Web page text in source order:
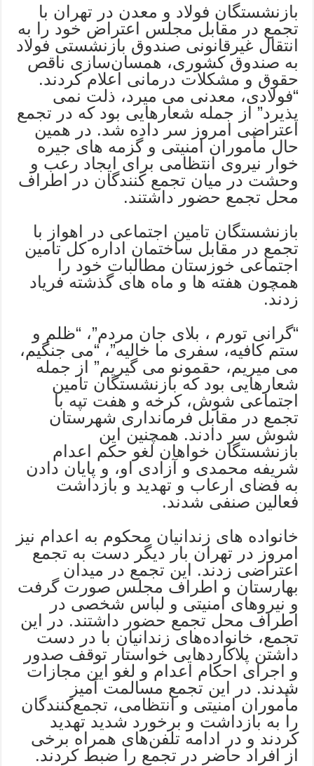
بازنشستگان فولاد و معدن در تهران با
تجمع در مقابل مجلس اعتراض خود را به
انتقال غیرقانونی صندوق بازنشستی فولاد
به صندوق کشوری، همسان‌سازی ناقص
حقوق و مشکلات درمانی اعلام کردند.
“فولادی، معدنی می میرد، ذلت نمی
پذیرد” از جمله شعارهایی بود که در تجمع
اعتراضی امروز سر داده شد. در همین
حال مأموران امنیتی و گزمه های جیره
خوار نیروی انتظامی برای ایجاد رعب و
وحشت در میان تجمع کنندگان در اطراف
محل تجمع حضور داشتند‌.
بازنشستگان تامین اجتماعی در اهواز با
تجمع در مقابل ساختمان اداره کل تامین
اجتماعی خوزستان مطالبات خود را
همچون هفته ها و ماه های گذشته فریاد
زدند.
“گرانی تورم ، بلای جان مردم”، “ظلم و
ستم کافیه، سفری ما خالیه”، “می جنگیم،
می میریم، حقمونو می گیریم” از جمله
شعارهایی بود که بازنشستگان تامین
اجتماعی شوش، کرخه و هفت تپه با
تجمع در مقابل فرمانداری شهرستان
شوش سر دادند. همچنین اين
بازنشستگان خواهان لغو حکم اعدام
شریفه محمدی و آزادی او، و پایان دادن
به فضای ارعاب و تهدید و بازداشت
فعالین صنفی شدند.
خانواده های زندانیان محکوم به اعدام نیز
امروز در تهران بار دیگر دست به تجمع
اعتراضی زدند. این تجمع در میدان
بهارستان و اطراف مجلس صورت گرفت
و نیروهای امنیتی و لباس شخصی در
اطراف محل تجمع حضور داشتند. در این
تجمع، خانواده‌های زندانیان با در دست
داشتن پلاکاردهایی خواستار توقف صدور
و اجرای احکام اعدام و لغو این مجازات
شدند. در این تجمع مسالمت آمیز
مأموران امنیتی و انتظامی، تجمع‌کنندگان
را به بازداشت و برخورد شدید تهدید
کردند و در ادامه تلفن‌های همراه برخی
از افراد حاضر در تجمع را ضبط کردند.